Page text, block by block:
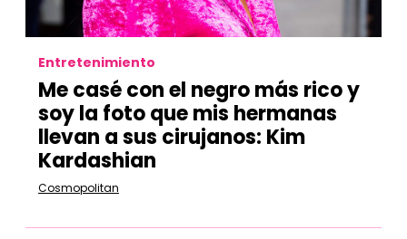
Entretenimiento
Me casé con el negro más rico y
soy la foto que mis hermanas
llevan a sus cirujanos: Kim
Kardashian
Cosmopolitan